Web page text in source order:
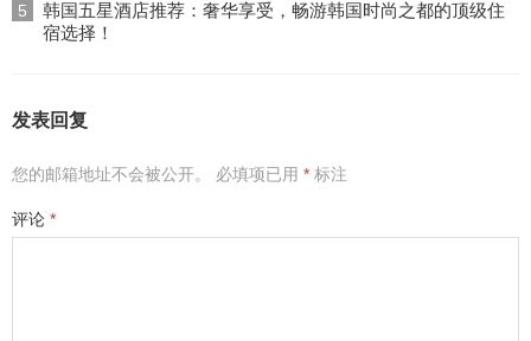
5
韩国五星酒店推荐：奢华享受，畅游韩国时尚之都的顶级住
宿选择！
发表回复
您的邮箱地址不会被公开。 必填项已用 * 标注
评论 *